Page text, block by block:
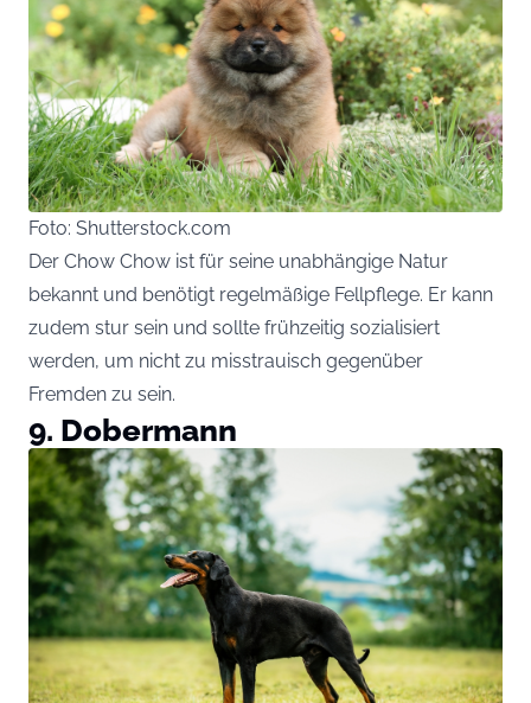
Foto: Shutterstock.com
Der Chow Chow ist für seine unabhängige Natur
bekannt und benötigt regelmäßige Fellpflege. Er kann
zudem stur sein und sollte frühzeitig sozialisiert
werden, um nicht zu misstrauisch gegenüber
Fremden zu sein.
9. Dobermann